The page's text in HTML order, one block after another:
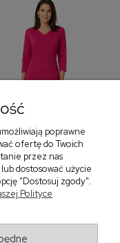
z dekoltem w
299,00 zł
poprawne
ofertę do Twoich
przez nas
dostosować użycie
"Dostosuj zgody".
Polityce